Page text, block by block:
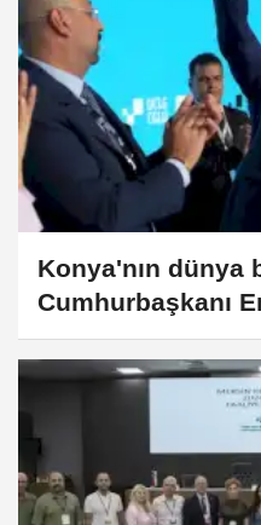
Konya'nın dünya
Cumhurbaşkanı